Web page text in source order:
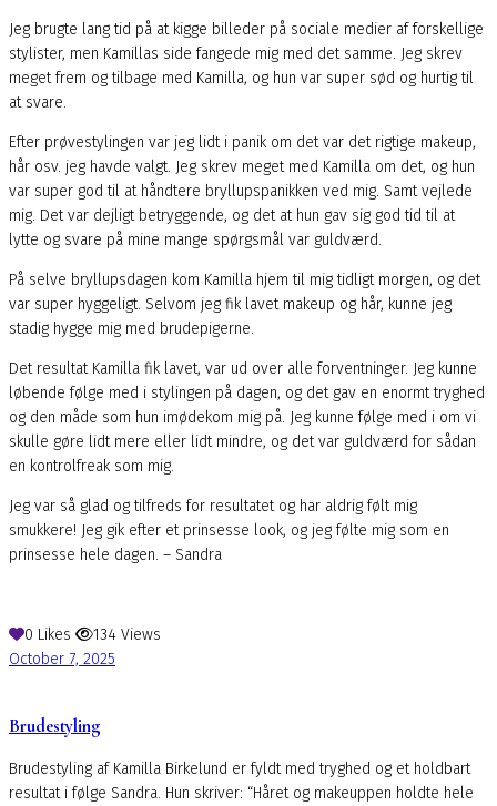
Jeg brugte lang tid på at kigge billeder på sociale medier af forskellige
stylister, men Kamillas side fangede mig med det samme. Jeg skrev
meget frem og tilbage med Kamilla, og hun var super sød og hurtig til
at svare.
Efter prøvestylingen var jeg lidt i panik om det var det rigtige makeup,
hår osv. jeg havde valgt. Jeg skrev meget med Kamilla om det, og hun
var super god til at håndtere bryllupspanikken ved mig. Samt vejlede
mig. Det var dejligt betryggende, og det at hun gav sig god tid til at
lytte og svare på mine mange spørgsmål var guldværd.
På selve bryllupsdagen kom Kamilla hjem til mig tidligt morgen, og det
var super hyggeligt. Selvom jeg fik lavet makeup og hår, kunne jeg
stadig hygge mig med brudepigerne.
Det resultat Kamilla fik lavet, var ud over alle forventninger. Jeg kunne
løbende følge med i stylingen på dagen, og det gav en enormt tryghed
og den måde som hun imødekom mig på. Jeg kunne følge med i om vi
skulle gøre lidt mere eller lidt mindre, og det var guldværd for sådan
en kontrolfreak som mig.
Jeg var så glad og tilfreds for resultatet og har aldrig følt mig
smukkere! Jeg gik efter et prinsesse look, og jeg følte mig som en
prinsesse hele dagen. – Sandra
0 Likes 134 Views
October 7, 2025
Brudestyling
Brudestyling af Kamilla Birkelund er fyldt med tryghed og et holdbart
resultat i følge Sandra. Hun skriver: “Håret og makeuppen holdte hele